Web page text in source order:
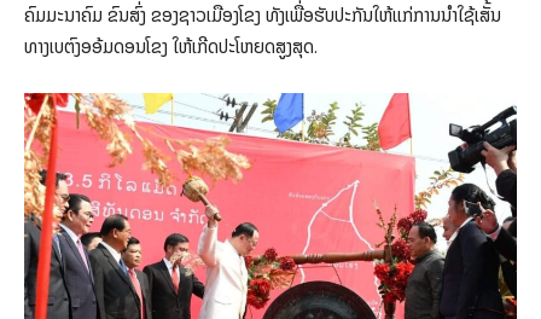
ຄົມມະນາຄົມ ຂົນສົ່ງ ຂອງຊາວເມືອງໂຂງ ທັງເພື່ອຮັບປະກັນໃຫ້ແກ່ການນໍາໃຊ້ເສັ້ນ
ທາງເບຕົງອອ້ມດອນໂຂງ ໃຫ້ເກີດປະໂຫຍດສູງສຸດ.